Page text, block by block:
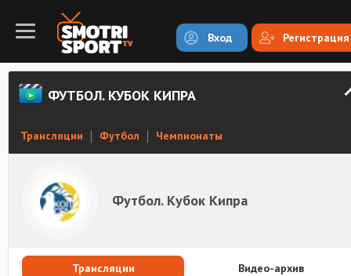
Вход Регистрация
ФУТБОЛ. КУБОК КИПРА
Трансляции Футбол Чемпионаты
Футбол. Кубок Кипра
Трансляции Видео-архив